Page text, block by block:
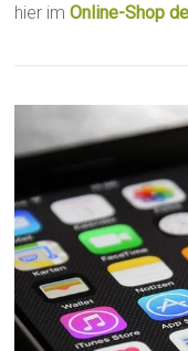
hier imOnline-Shop